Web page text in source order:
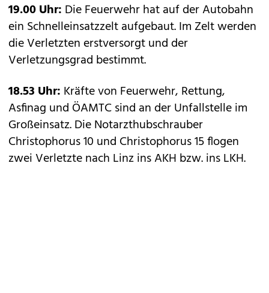
19.00 Uhr: Die Feuerwehr hat auf der Autobahn
ein Schnelleinsatzzelt aufgebaut. Im Zelt werden
die Verletzten erstversorgt und der
Verletzungsgrad bestimmt.
18.53 Uhr: Kräfte von Feuerwehr, Rettung,
Asfinag und ÖAMTC sind an der Unfallstelle im
Großeinsatz. Die Notarzthubschrauber
Christophorus 10 und Christophorus 15 flogen
zwei Verletzte nach Linz ins AKH bzw. ins LKH.